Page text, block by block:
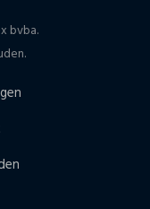
bvba.